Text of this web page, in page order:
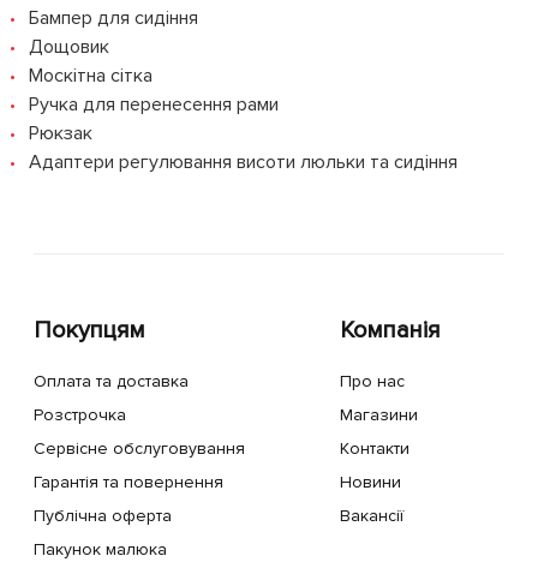
Бампер для сидіння
Дощовик
Москітна сітка
Ручка для перенесення рами
Рюкзак
Адаптери регулювання висоти люльки та сидіння
Покупцям
Оплата та доставка
Розстрочка
Сервісне обслуговування
Гарантія та повернення
Публічна оферта
Пакунок малюка
Компанія
Про нас
Магазини
Контакти
Новини
Вакансії